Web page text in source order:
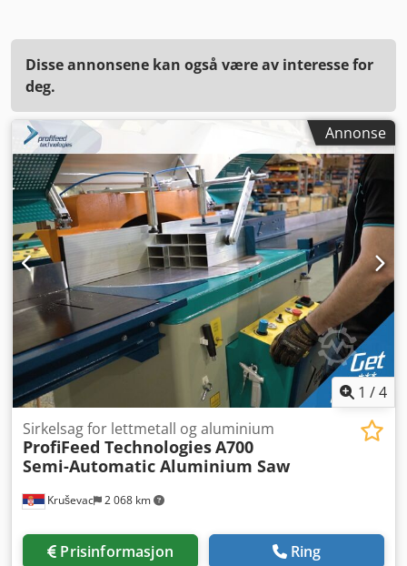
Disse annonsene kan også være av interesse for
deg.
Annonse
1 /4
Kruševac 2 068 km
Sirkelsag for lettmetall og aluminium
ProfiFeed TechnologiesA700
Semi-Automatic Aluminium Saw
Prisinformasjon Ring